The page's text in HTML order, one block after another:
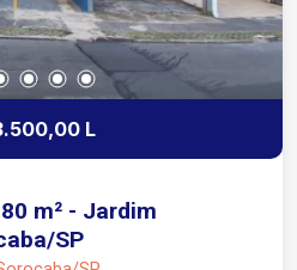
Carlos Comitre
da região do
minutos
do Shopping
a bancos, clínicas,
supermercados, escolas
L
m² - Jardim
SP